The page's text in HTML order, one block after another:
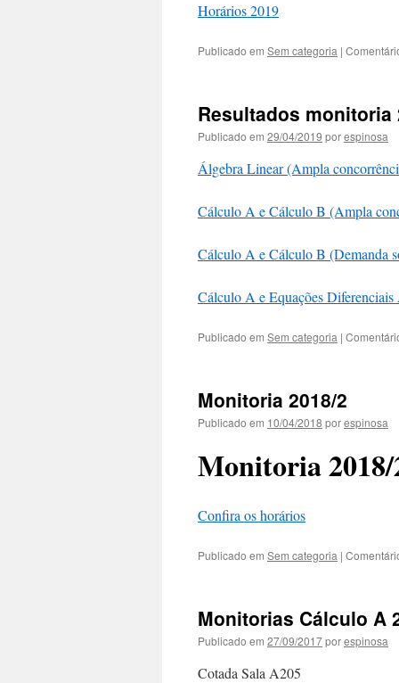
Horários 2019
Publicado em Sem categoria |
Resultados monitoria
Publicado em 29/04/2019 porespinosa
Álgebra Linear (Ampla
Cálculo A e Cálculo B (Ampla
Cálculo A e Cálculo B (Demanda
Cálculo A e Equações
Publicado em Sem categoria |
Monitoria 2018/2
Publicado em 10/04/2018 porespinosa
Monitoria
Confira os horários
Publicado em Sem categoria |
Monitorias Cálculo A
Publicado em 27/09/2017porespinosa
Cotada Sala A205